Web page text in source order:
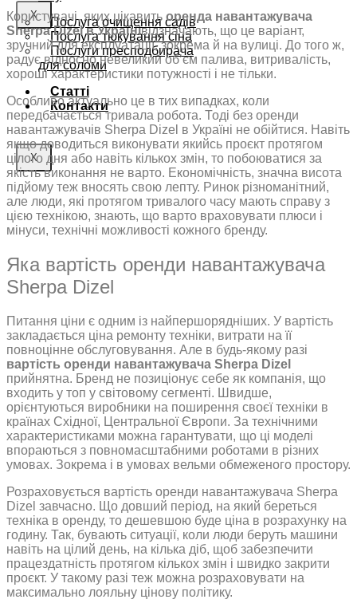
X
Послуга очищення садів
Послуга тюкування сіна
Послуги пресподбирача
для соломи
Статті
Контакти
X
Користувачі, яких цікавить оренда навантажувача
Sherpa Dizel в Українівідзначають, що це варіант,
зручний для експлуатації, зокрема й на вулиці. До того ж,
радує відносно невеликий об’єм палива, витривалість,
хороші характеристики потужності і не тільки.
Особливо актуально це в тих випадках, коли
передбачається тривала робота. Тоді без оренди
навантажувачів Sherpa Dizel в Україні не обійтися. Навіть
якщо доводиться виконувати якийсь проєкт протягом
цілого дня або навіть кількох змін, то побоюватися за
якість виконання не варто. Економічність, значна висота
підйому теж вносять свою лепту. Ринок різноманітний,
але люди, які протягом тривалого часу мають справу з
цією технікою, знають, що варто враховувати плюси і
мінуси, технічні можливості кожного бренду.
Яка вартість оренди навантажувача
Sherpa Dizel
Питання ціни є одним із найпершорядніших. У вартість
закладається ціна ремонту техніки, витрати на її
повноцінне обслуговування. Але в будь-якому разі
вартість оренди навантажувача Sherpa Dizel
прийнятна. Бренд не позиціонує себе як компанія, що
входить у топ у світовому сегменті. Швидше,
орієнтуються виробники на поширення своєї техніки в
країнах Східної, Центральної Європи. За технічними
характеристиками можна гарантувати, що ці моделі
впораються з повномасштабними роботами в різних
умовах. Зокрема і в умовах вельми обмеженого простору.
Розраховується вартість оренди навантажувача Sherpa
Dizel завчасно. Що довший період, на який береться
техніка в оренду, то дешевшою буде ціна в розрахунку на
годину. Так, бувають ситуації, коли люди беруть машини
навіть на цілий день, на кілька діб, щоб забезпечити
працездатність протягом кількох змін і швидко закрити
проєкт. У такому разі теж можна розраховувати на
максимально лояльну цінову політику.